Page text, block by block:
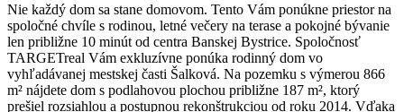
Nie každý dom sa stane domovom. Tento Vám ponúkne priestor na
spoločné chvíle s rodinou, letné večery na terase a pokojné bývanie
len približne 10 minút od centra Banskej Bystrice. Spoločnosť
TARGETreal Vám exkluzívne ponúka rodinný dom vo
vyhľadávanej mestskej časti Šalková. Na pozemku s výmerou 866
m² nájdete dom s podlahovou plochou približne 187 m², ktorý
prešiel rozsiahlou a postupnou rekonštrukciou od roku 2014. Vďaka